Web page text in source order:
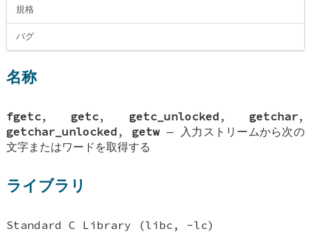
規格
バグ
名称
fgetc,getc, getc_unlocked , getchar,
getchar_unlocked , getw—
入力ストリームから次の
文字またはワードを取得する
ライブラリ
Standard C Library (libc, -lc)